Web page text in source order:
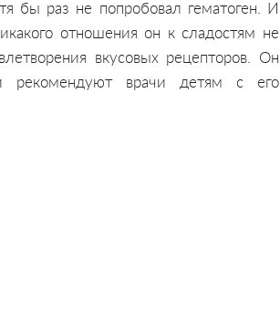
бы раз не попробовал гематоген. И
отношения он к сладостям не
вкусовых рецепторов. Он
рекомендуют врачи детям с его